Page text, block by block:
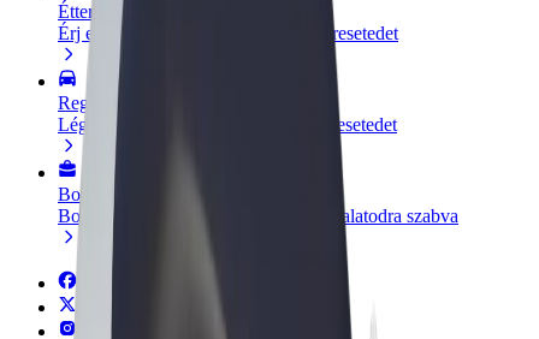
Étterem vagy üzlet hozzáadása
Érj el több felhasználót és növeld keresetedet
Regisztrálj flottatulajdonosként
Légy Bolt flottapartner és növeld keresetedet
Bolt for Business
Bolt termékek és szolgáltatások a vállalatodra szabva